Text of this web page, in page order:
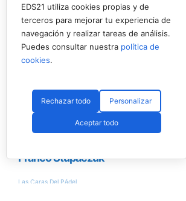
Lo másleído
EDS21 utiliza cookies propias y de
terceros para mejorar tu experiencia de
navegación y realizar tareas de análisis.
Puedes consultar nuestra política de
cookies.
Rechazar todo Personalizar
Aceptar todo